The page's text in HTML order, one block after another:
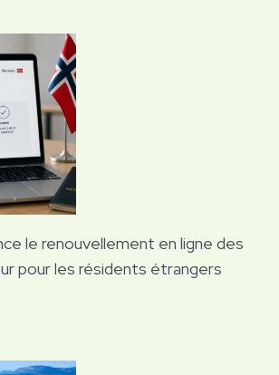
le renouvellement en ligne des
pour les résidents étrangers